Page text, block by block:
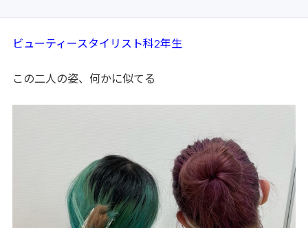
ビューティースタイリスト科2年生
この二人の姿、何かに似てる